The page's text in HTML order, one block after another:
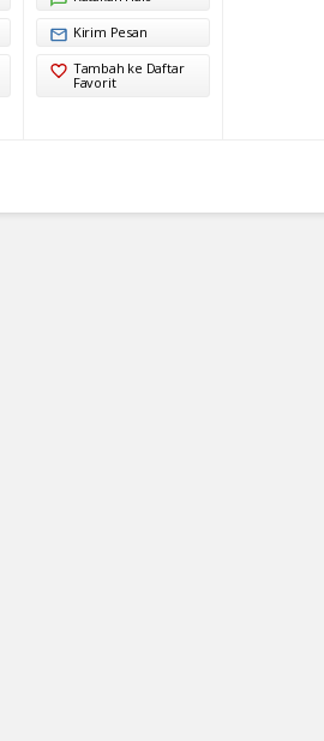
Kirim Pesan
Tambah ke Daftar
Favorit